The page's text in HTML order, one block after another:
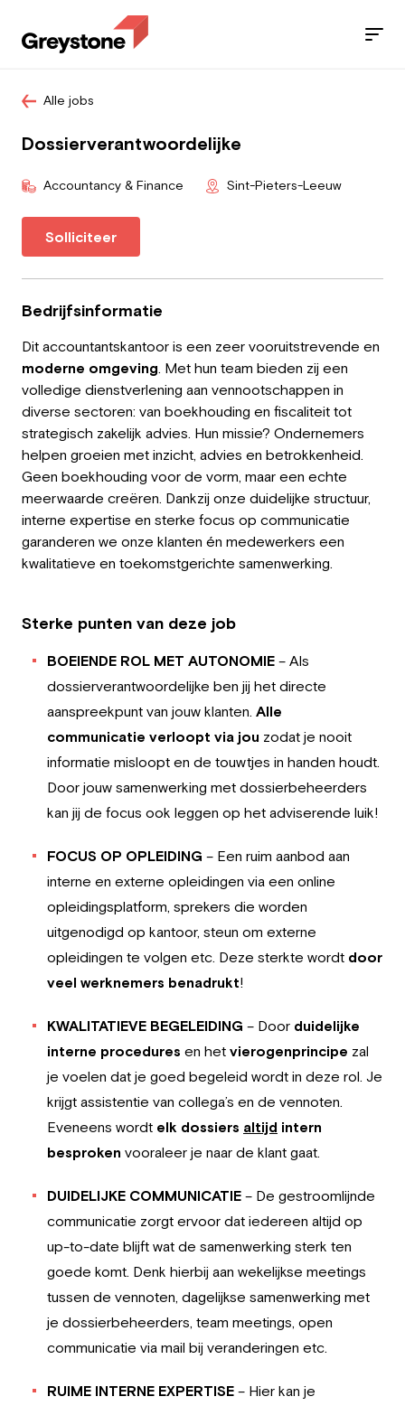
Werknemer
Werkgever
Werken bij Greystone
Over ons
Team
Jobs
Diensten
Sectoren
Blog
Alle jobs
Dossierverantwoordelijke
Accountancy & Finance Sint-Pieters-Leeuw
Solliciteer
Bedrijfsinformatie
Dit accountantskantoor is een zeer vooruitstrevende en
moderne omgeving. Met hun team bieden zij een
volledige dienstverlening aan vennootschappen in
diverse sectoren: van boekhouding en fiscaliteit tot
strategisch zakelijk advies. Hun missie? Ondernemers
helpen groeien met inzicht, advies en betrokkenheid.
Geen boekhouding voor de vorm, maar een echte
meerwaarde creëren. Dankzij onze duidelijke structuur,
interne expertise en sterke focus op communicatie
garanderen we onze klanten én medewerkers een
kwalitatieve en toekomstgerichte samenwerking.
Sterke punten van deze job
BOEIENDE ROL MET AUTONOMIE – Als
dossierverantwoordelijke ben jij het directe
aanspreekpunt van jouw klanten. Alle
communicatie verloopt via jou zodat je nooit
informatie misloopt en de touwtjes in handen houdt.
Door jouw samenwerking met dossierbeheerders
kan jij de focus ook leggen op het adviserende luik!
FOCUS OP OPLEIDING – Een ruim aanbod aan
interne en externe opleidingen via een online
opleidingsplatform, sprekers die worden
uitgenodigd op kantoor, steun om externe
opleidingen te volgen etc. Deze sterkte wordt door
veel werknemers benadrukt!
KWALITATIEVE BEGELEIDING – Door duidelijke
interne procedures en het vierogenprincipe zal
je voelen dat je goed begeleid wordt in deze rol. Je
krijgt assistentie van collega’s en de vennoten.
Eveneens wordt elk dossiers altijd intern
besproken vooraleer je naar de klant gaat.
DUIDELIJKE COMMUNICATIE – De gestroomlijnde
communicatie zorgt ervoor dat iedereen altijd op
up-to-date blijft wat de samenwerking sterk ten
goede komt. Denk hierbij aan wekelijkse meetings
tussen de vennoten, dagelijkse samenwerking met
je dossierbeheerders, team meetings, open
communicatie via mail bij veranderingen etc.
RUIME INTERNE EXPERTISE – Hier kan je